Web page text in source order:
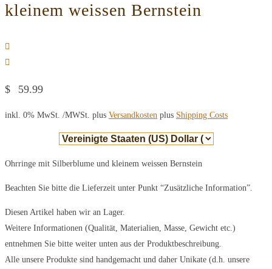
kleinem weissen Bernstein
$ 59.99
inkl. 0% MwSt. /MWSt. plus Versandkosten plus Shipping Costs
Ohrringe mit Silberblume und kleinem weissen Bernstein
Beachten Sie bitte die Lieferzeit unter Punkt “Zusätzliche Information”.
Diesen Artikel haben wir an Lager.
Weitere Informationen (Qualität, Materialien, Masse, Gewicht etc.)
entnehmen Sie bitte weiter unten aus der Produktbeschreibung.
Alle unsere Produkte sind handgemacht und daher Unikate (d.h. unsere